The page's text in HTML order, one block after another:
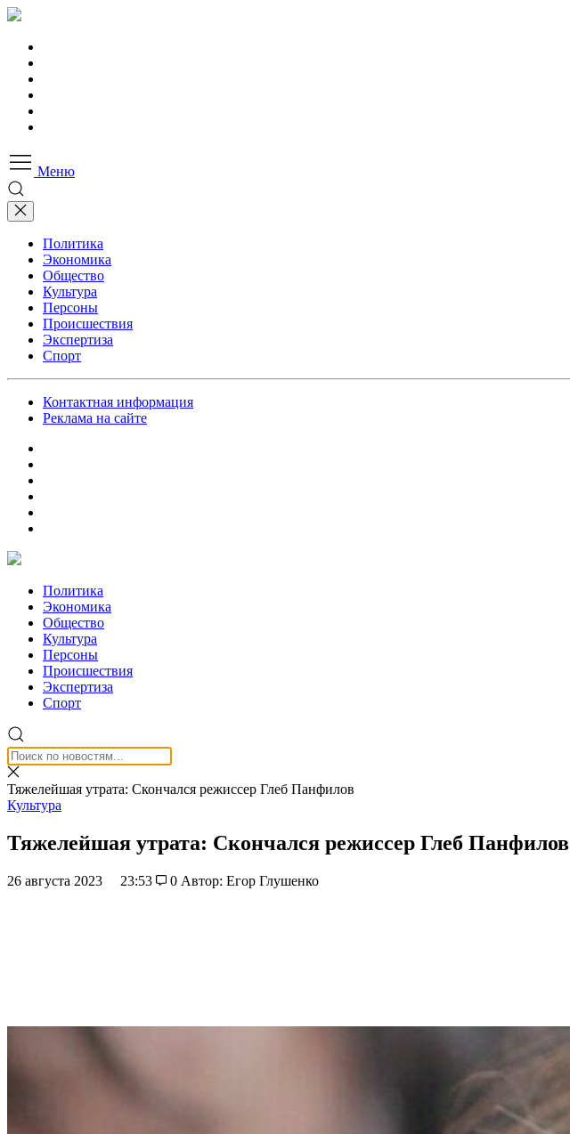
Меню
Политика
Экономика
Общество
Культура
Персоны
Происшествия
Экспертиза
Спорт
Контактная информация
Реклама на сайте
Политика
Экономика
Общество
Культура
Персоны
Происшествия
Экспертиза
Спорт
Тяжелейшая утрата: Скончался режиссер Глеб Панфилов
Культура
Тяжелейшая утрата: Скончался режиссер Глеб Панфилов
26 августа 2023 23:53 0 Автор: Егор Глушенко